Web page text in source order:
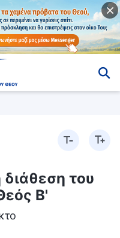
του
Β'